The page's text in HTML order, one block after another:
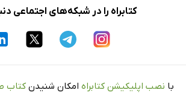
کتابراه را در شبکه‌های اجتماعی
با نصب اپلیکیشن کتابراه امکان شنیدنکتاب